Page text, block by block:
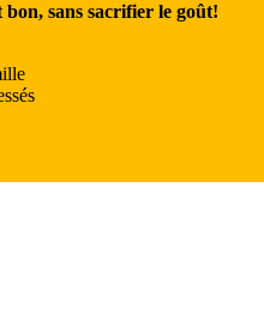
sans sacrifier le goût!